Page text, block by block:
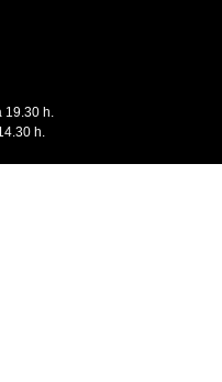
19.30 h.
h.